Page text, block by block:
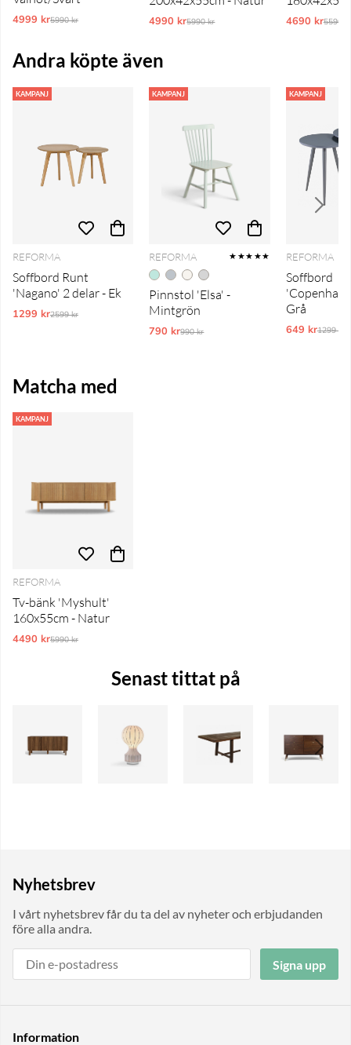
4999 krOrdinarie pris:
5990 kr 4990 krOrdinarie pris:
5990 kr 4690 kr5590 kr
Andra köpte även
KAMPANJ
REFORMA
Soffbord Runt
'Nagano' 2 delar - Ek
1299 krOrdinarie pris:
2599 kr
KAMPANJ
REFORMA ★★★★★
Pinnstol 'Elsa' -
Mintgrön
790 krOrdinarie pris:
990 kr
KAMPANJ
REFORMA
Soffbord
Grå
649 kr1299 kr
Matcha med
KAMPANJ
REFORMA
Tv-bänk 'Myshult'
160x55cm - Natur
4490 krOrdinarie pris:
5990 kr
Senast tittat på
Nyhetsbrev
I vårt nyhetsbrev får du ta del av nyheter och erbjudanden
före alla andra.
Signa upp
Information